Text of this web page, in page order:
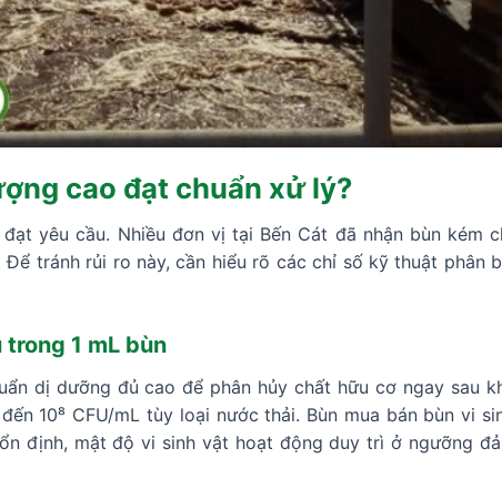
cao đạt chuẩn xử lý?
yêu cầu. Nhiều đơn vị tại Bến Cát đã nhận bùn kém
tránh rủi ro này, cần hiểu rõ các chỉ số kỹ thuật phân
1 mL bùn
dị dưỡng đủ cao để phân hủy chất hữu cơ ngay sau
10⁸ CFU/mL tùy loại nước thải. Bùn mua bán bùn vi
định, mật độ vi sinh vật hoạt động duy trì ở ngưỡng